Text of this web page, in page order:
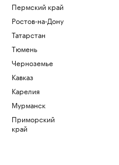
Пермский край
Ростов-на-Дону
Татарстан
Тюмень
Черноземье
Кавказ
Карелия
Мурманск
Приморский
край